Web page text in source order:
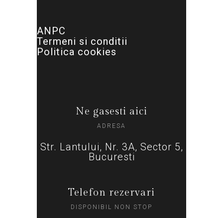
ANPC
Termeni si conditii
Politica cookies
Ne gasesti aici
ADRESA
Str. Lantului, Nr. 3A, Sector 5,
Bucuresti
Telefon rezervari
DISPONIBIL NON STOP